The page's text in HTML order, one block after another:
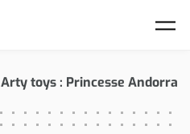
Arty toys : Princesse Andorra